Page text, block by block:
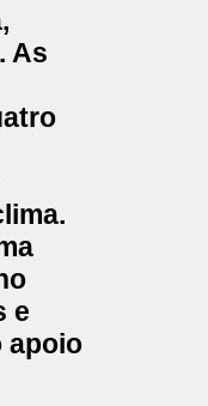
As
e
apoio